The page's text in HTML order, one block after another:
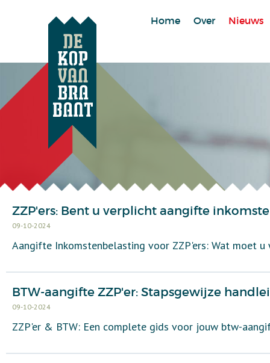
Home Over Nieuws
ZZP'ers: Bent u verplicht aangifte
09-10-2024
Aangifte Inkomstenbelasting voor ZZP'ers: Wat moet
BTW-aangifte ZZP'er: Stapsgewijze
09-10-2024
ZZP'er & BTW: Een complete gids voor jouw btw-